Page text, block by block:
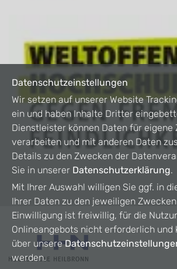
Datenschutzeinstellungen
Wir setzen auf unserer Website
ein und haben Inhalte Dritter
Dienstleister können Daten für eigene
verarbeiten und mit anderen Daten
Details zu den Zwecken der
Sie in unserer Datenschutzerklärung.
Mit Ihrer Auswahl willigen Sie ggf. in
Ihrer Daten zu den jeweiligen
Einwilligung ist freiwillig, für die
Onlineangebots nicht erforderlich und
über unsere
werden.